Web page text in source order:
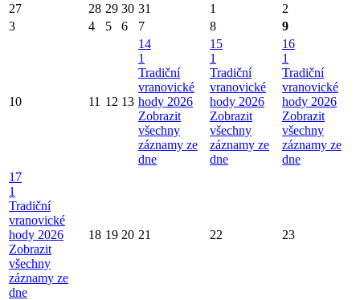
27
28 29 30 31 1
2
3
4 5 6 7 8 9
10 11 12 13
14
1
Tradiční
vranovické
hody 2026
Zobrazit
všechny
záznamy ze
dne
15
1
Tradiční
vranovické
hody 2026
Zobrazit
všechny
záznamy ze
dne
16
1
Tradiční
vranovické
hody 2026
Zobrazit
všechny
záznamy ze
dne
17
1
Tradiční
vranovické
hody 2026
Zobrazit
všechny
záznamy ze
dne
18 19 20 21 22 23